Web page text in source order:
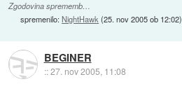
Zgodovina sprememb…
spremenilo:NightHawk(25. nov 2005 ob 12:02)
BEGINER
::27. nov 2005, 11:08